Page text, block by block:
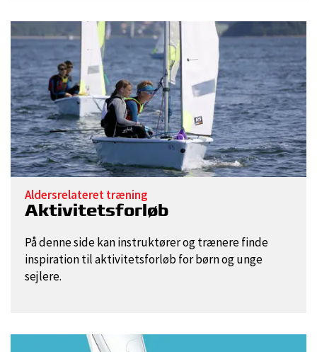
Aldersrelateret træning
Aktivitetsforløb
På denne side kan instruktører og trænere finde
inspiration til aktivitetsforløb for børn og unge
sejlere.